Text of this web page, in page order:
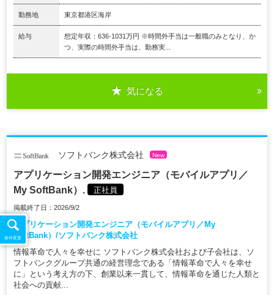
勤務地 東京都港区海岸
給与
想定年収：636-1031万円 ※時間外手当は一般職のみとなり、か
つ、実際の時間外手当は、勤務実...
気になる
ソフトバンク株式会社 New
アプリケーション開発エンジニア（モバイルアプリ／
My SoftBank）.
正社員
掲載終了日：2026/9/2
アプリケーション開発エンジニア（モバイルアプリ／My
SoftBank）/ソフトバンク株式会社
情報革命で人々を幸せに ソフトバンク株式会社および子会社は、ソ
フトバンクグループ共通の経営理念である「情報革命で人々を幸せ
に」という考え方の下、創業以来一貫して、情報革命を通じた人類と
社会への貢献...
条件変更